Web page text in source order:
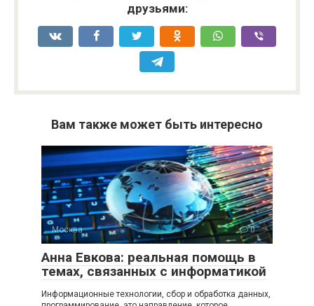
друзьями:
Вам также может быть интересно
Москва 0
Анна Евкова: реальная помощь в
темах, связанных с информатикой
Информационные технологии, сбор и обработка данных,